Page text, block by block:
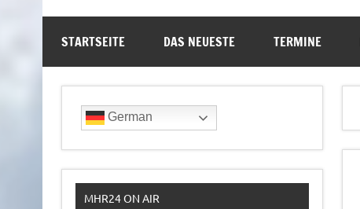
STARTSEITE DAS NEUESTE TERMINE
German
MHR24 ON AIR